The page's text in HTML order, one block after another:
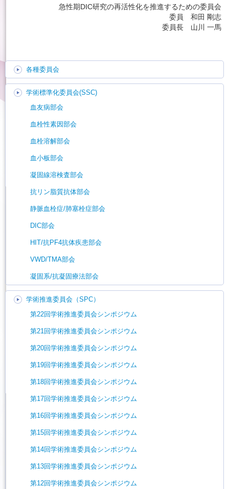
急性期DIC研究の再活性化を推進するための委員会
委員 和田 剛志
委員長 山川 一馬
各種委員会
学術標準化委員会(SSC)
血友病部会
血栓性素因部会
血栓溶解部会
血小板部会
凝固線溶検査部会
抗リン脂質抗体部会
静脈血栓症/肺塞栓症部会
DIC部会
HIT/抗PF4抗体疾患部会
VWD/TMA部会
凝固系/抗凝固療法部会
学術推進委員会（SPC）
第22回学術推進委員会シンポジウム
第21回学術推進委員会シンポジウム
第20回学術推進委員会シンポジウム
第19回学術推進委員会シンポジウム
第18回学術推進委員会シンポジウム
第17回学術推進委員会シンポジウム
第16回学術推進委員会シンポジウム
第15回学術推進委員会シンポジウム
第14回学術推進委員会シンポジウム
第13回学術推進委員会シンポジウム
第12回学術推進委員会シンポジウム